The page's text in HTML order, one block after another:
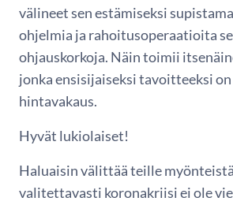
välineet sen estämiseksi
ohjelmia ja rahoitusoperaatioita
ohjauskorkoja. Näin toimii
jonka ensisijaiseksi tavoitteeksi
hintavakaus.
Hyvät lukiolaiset!
Haluaisin välittää teille
valitettavasti koronakriisi ei ole